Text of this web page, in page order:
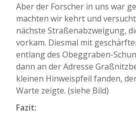
Aber der Forscher in uns war
machten wir kehrt und
nächste Straßenabzweigung,
vorkam. Diesmal mit
entlang des Obeggraben-
dann an der Adresse
kleinen Hinweispfeil fanden,
Warte zeigte. (siehe Bild)
Fazit: